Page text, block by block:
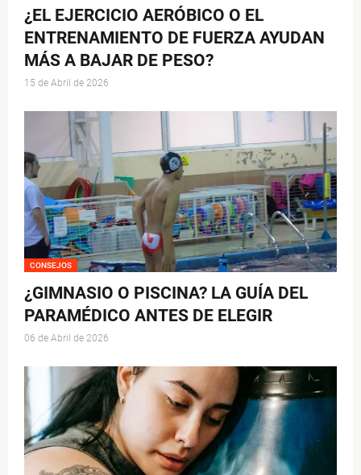
¿EL EJERCICIO AERÓBICO O EL
ENTRENAMIENTO DE FUERZA AYUDAN
MÁS A BAJAR DE PESO?
15 de Abril de 2026
CONSEJOS
¿GIMNASIO O PISCINA? LA GUÍA DEL
PARAMÉDICO ANTES DE ELEGIR
06 de Abril de 2026